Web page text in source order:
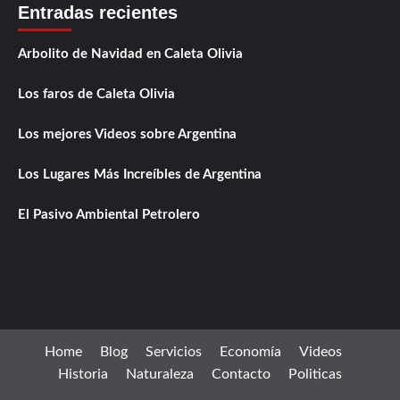
Entradas recientes
Arbolito de Navidad en Caleta Olivia
Los faros de Caleta Olivia
Los mejores Videos sobre Argentina
Los Lugares Más Increíbles de Argentina
El Pasivo Ambiental Petrolero
Home Blog Servicios Economía
Videos
Historia
Naturaleza Contacto Politicas